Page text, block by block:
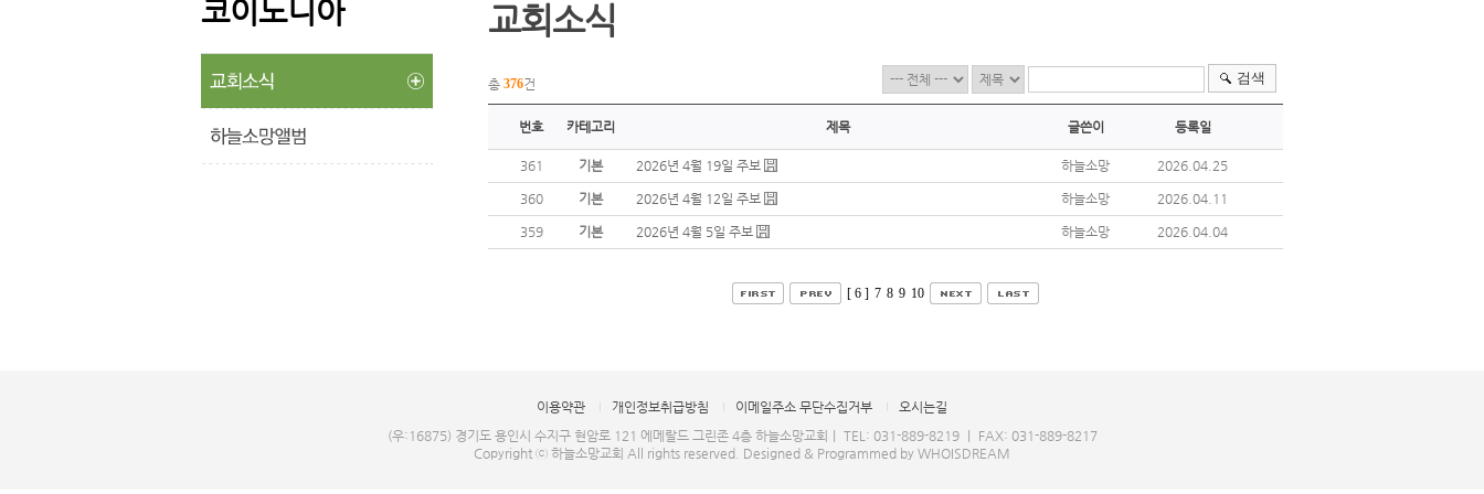
코이노니아 교회소식
총 376건 검색
번호 카테고리 제목 글쓴이 등록일
361 기본 2026년 4월 19일 주보 하늘소망 2026.04.25
360 기본 2026년 4월 12일 주보 하늘소망 2026.04.11
359 기본 2026년 4월 5일 주보 하늘소망 2026.04.04
[ 6 ] 7 8 9 10
이용약관 개인정보취급방침 이메일주소 무단수집거부
오시는길
(우:16875) 경기도 용인시 수지구 현암로 121 에메랄드 그린존 4층 하늘소망교회｜ TEL: 031-889-8219 ｜ FAX: 031-889-8217
Copyright ⓒ 하늘소망교회 All rights reserved. Designed & Programmed by WHOISDREAM